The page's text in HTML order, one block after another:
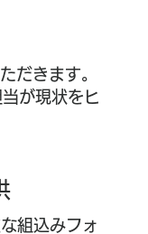
だきます。
が現状をヒ
組込みフォ